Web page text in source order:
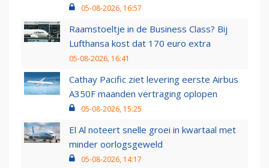
05-08-2026, 16:57
Raamstoeltje in de Business Class? Bij
Lufthansa kost dat 170 euro extra
05-08-2026, 16:41
Cathay Pacific ziet levering eerste Airbus
A350F maanden vertraging oplopen
05-08-2026, 15:25
El Al noteert snelle groei in kwartaal met
minder oorlogsgeweld
05-08-2026, 14:17